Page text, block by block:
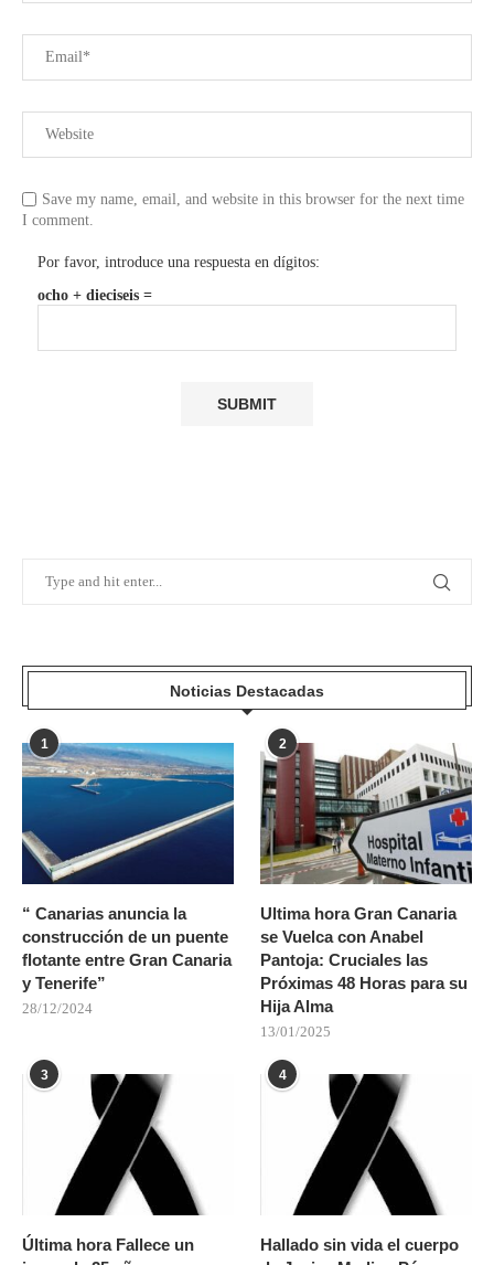
Save my name, email, and website in this browser for the next time
I comment.
Por favor, introduce una respuesta en dígitos:
ocho + dieciseis =
Noticias Destacadas
1
“ Canarias anuncia la
construcción de un puente
flotante entre Gran Canaria
y Tenerife”
28/12/2024
2
Ultima hora Gran Canaria
se Vuelca con Anabel
Pantoja: Cruciales las
Próximas 48 Horas para su
Hija Alma
13/01/2025
3
Última hora Fallece un
4
Hallado sin vida el cuerpo